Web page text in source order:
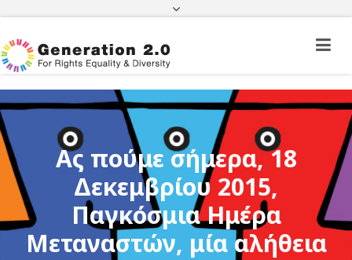
Πορεία Φακέλου Πολίτη Τρίτης Χώρας
Πορεία Φακέλου Ιθαγένειας
e-paravolo
FacebookTwitter Instagram
YoutubeLinkedin
Ας πούμε σήμερα, 18
Δεκεμβρίου 2015,
Παγκόσμια Ημέρα
Μεταναστών, μία αλήθεια